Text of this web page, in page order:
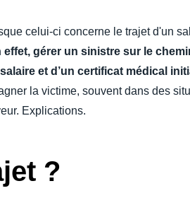
(Español)
(English)
celui-ci concerne le trajet d'un
effet, gérer un sinistre sur le
et d’un certificat médical
la victime, souvent dans des
Explications.
?